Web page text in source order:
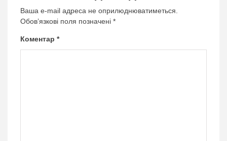
Ваша e-mail адреса не оприлюднюватиметься.
Обов’язкові поля позначені *
Коментар *